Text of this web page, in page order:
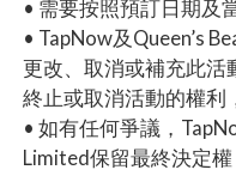
• 需要按照預訂日期及
• TapNow及Queen’s
更改、取消或補充此活
終止或取消活動的權利
• 如有任何爭議，
Limited保留最終決定權